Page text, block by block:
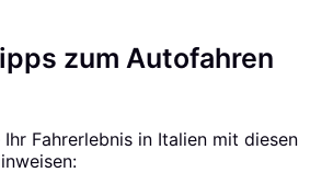
zum Autofahren
Ihr Fahrerlebnis in Italien mit diesen